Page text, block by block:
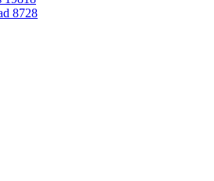
8728